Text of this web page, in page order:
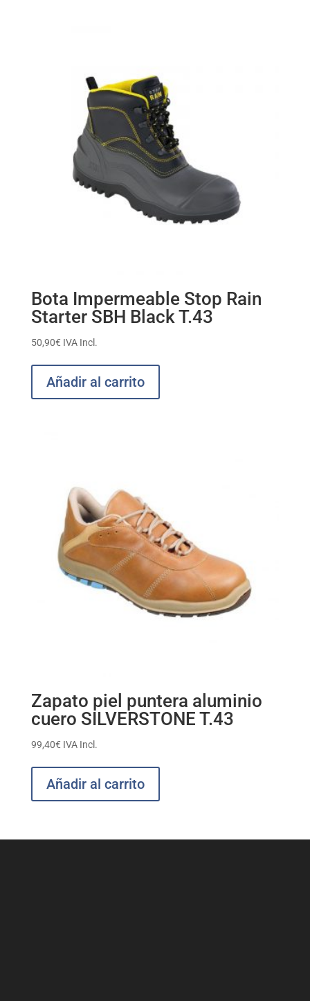
Bota Impermeable Stop Rain
Starter SBH Black T.43
50,90€ IVA Incl.
Añadir al carrito
Zapato piel puntera aluminio
cuero SILVERSTONE T.43
99,40€ IVA Incl.
Añadir al carrito